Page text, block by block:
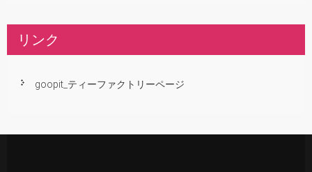
リンク
goopit_ティーファクトリーページ